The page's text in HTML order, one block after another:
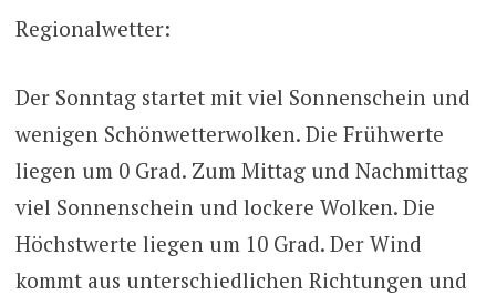
Regionalwetter:
Der Sonntag startet mit viel Sonnenschein und
wenigen Schönwetterwolken. Die Frühwerte
liegen um 0 Grad. Zum Mittag und Nachmittag
viel Sonnenschein und lockere Wolken. Die
Höchstwerte liegen um 10 Grad. Der Wind
kommt aus unterschiedlichen Richtungen und